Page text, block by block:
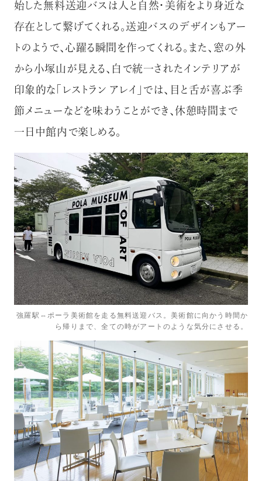
始した無料送迎バスは人と自然・美術をより身近な
存在として繋げてくれる。送迎バスのデザインもアー
トのようで、心躍る瞬間を作ってくれる。また、窓の外
から小塚山が見える、白で統一されたインテリアが
印象的な「レストラン アレイ」では、目と舌が喜ぶ季
節メニューなどを味わうことができ、休憩時間まで
一日中館内で楽しめる。
強羅駅⇔ポーラ美術館を走る無料送迎バス。美術館に向かう時間か
ら帰りまで、全ての時がアートのような気分にさせる。